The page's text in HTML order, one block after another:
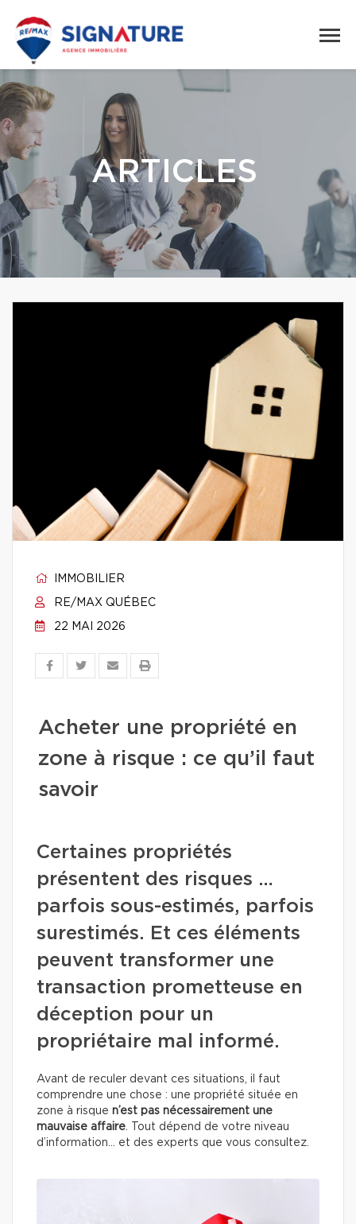
ARTICLES
IMMOBILIER
RE/MAX QUÉBEC
22 MAI 2026
Acheter une propriété en
zone à risque : ce qu’il faut
savoir
Certaines propriétés
présentent des risques …
parfois sous-estimés, parfois
surestimés. Et ces éléments
peuvent transformer une
transaction prometteuse en
déception pour un
propriétaire mal informé.
Avant de reculer devant ces situations, il faut
comprendre une chose : une propriété située en
zone à risque n’est pas nécessairement une
mauvaise affaire. Tout dépend de votre niveau
d’information… et des experts que vous consultez.